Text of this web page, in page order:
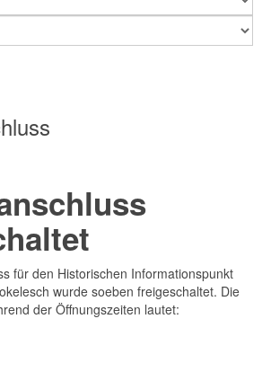
für den Historischen Informationspunkt
wurde soeben freigeschaltet. Die
der Öffnungszeiten lautet: